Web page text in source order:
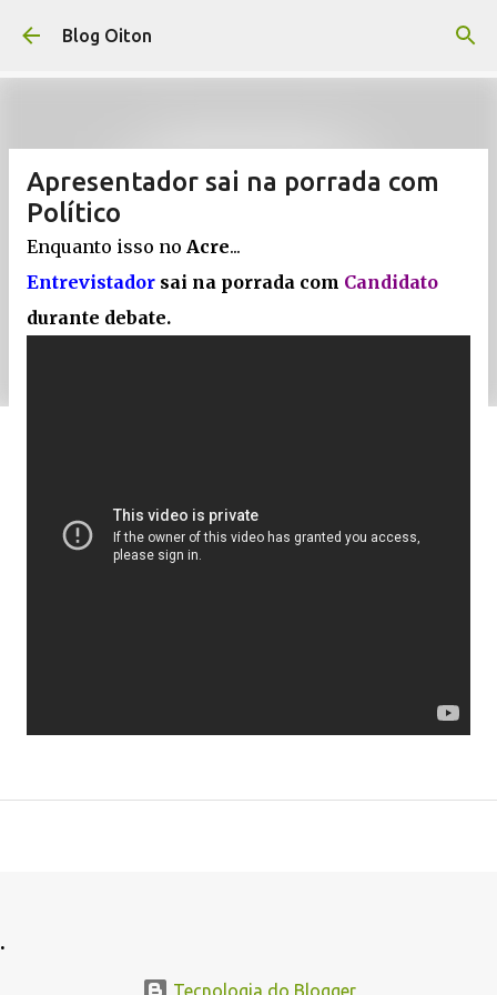
Pular para o conteúdo principal
Blog Oiton
Apresentador sai na porrada com
Político
Enquanto isso no Acre...
Entrevistador sai na porrada com Candidato
durante debate.
.
Tecnologia do Blogger